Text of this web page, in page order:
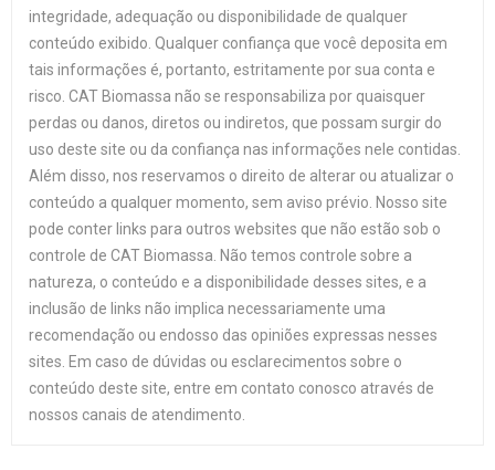
integridade, adequação ou disponibilidade de qualquer
conteúdo exibido. Qualquer confiança que você deposita em
tais informações é, portanto, estritamente por sua conta e
risco. CAT Biomassa não se responsabiliza por quaisquer
perdas ou danos, diretos ou indiretos, que possam surgir do
uso deste site ou da confiança nas informações nele contidas.
Além disso, nos reservamos o direito de alterar ou atualizar o
conteúdo a qualquer momento, sem aviso prévio. Nosso site
pode conter links para outros websites que não estão sob o
controle de CAT Biomassa. Não temos controle sobre a
natureza, o conteúdo e a disponibilidade desses sites, e a
inclusão de links não implica necessariamente uma
recomendação ou endosso das opiniões expressas nesses
sites. Em caso de dúvidas ou esclarecimentos sobre o
conteúdo deste site, entre em contato conosco através de
nossos canais de atendimento.